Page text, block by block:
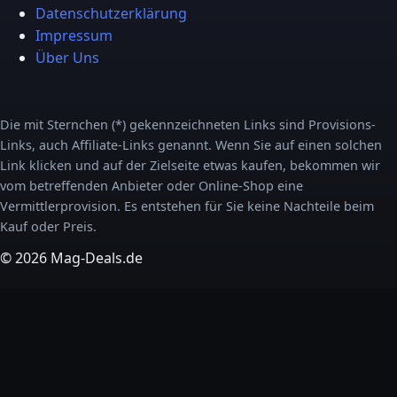
Datenschutzerklärung
Impressum
Über Uns
Die mit Sternchen (*) gekennzeichneten Links sind Provisions-
Links, auch Affiliate-Links genannt. Wenn Sie auf einen solchen
Link klicken und auf der Zielseite etwas kaufen, bekommen wir
vom betreffenden Anbieter oder Online-Shop eine
Vermittlerprovision. Es entstehen für Sie keine Nachteile beim
Kauf oder Preis.
© 2026 Mag-Deals.de